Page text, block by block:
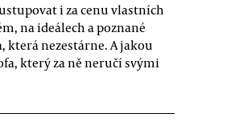
i za cenu vlastních
na ideálech a poznané
která nezestárne. A jakou
který za ně neručí svými